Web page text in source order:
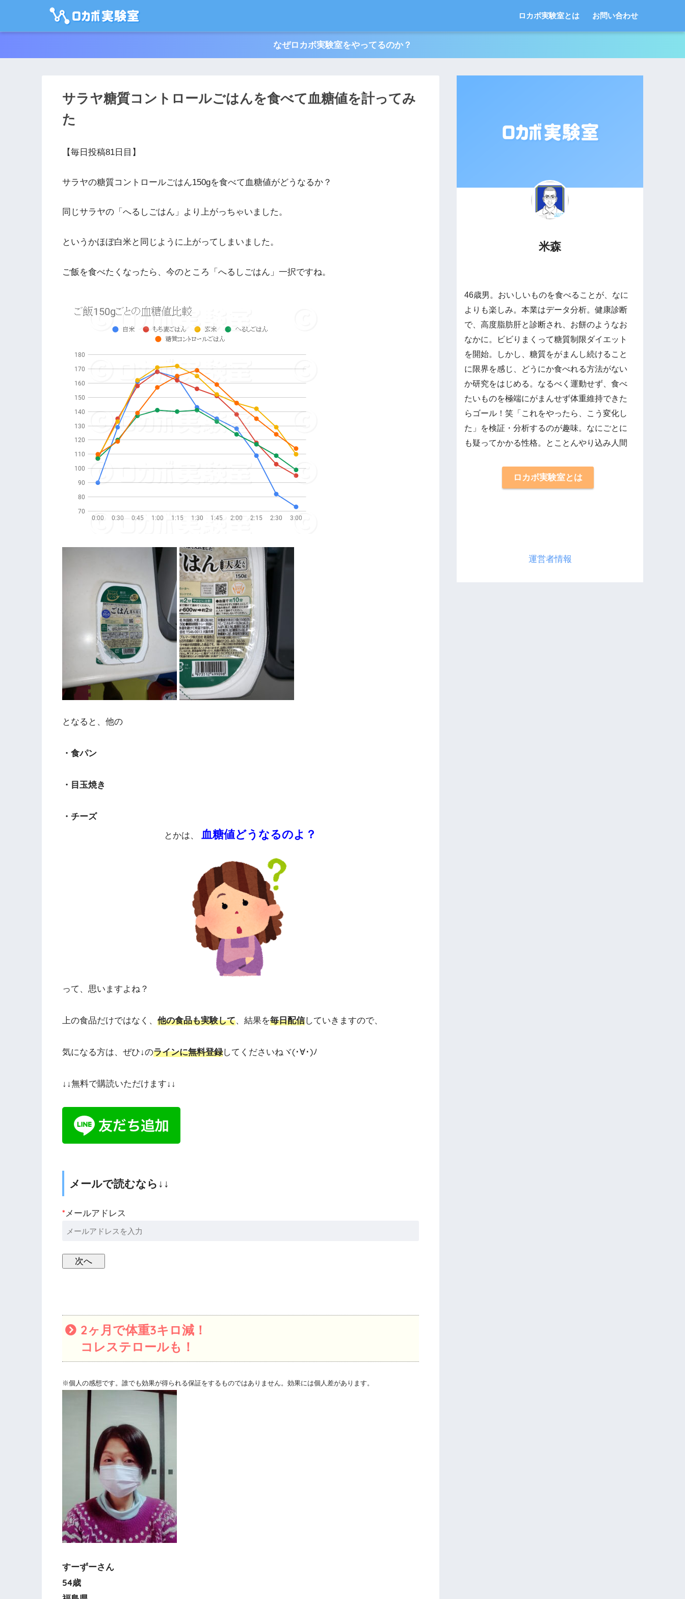
ロカボ実験室とは お問い合わせ
なぜロカボ実験室をやってるのか？
サラヤ糖質コントロールごはんを食べて血糖値を計ってみ
た
【毎日投稿81日目】
サラヤの糖質コントロールごはん150gを食べて血糖値がどうなるか？
同じサラヤの「へるしごはん」より上がっちゃいました。
というかほぼ白米と同じように上がってしまいました。
ご飯を食べたくなったら、今のところ「へるしごはん」一択ですね。
となると、他の
・食パン
・目玉焼き
・チーズ
とかは、 血糖値どうなるのよ？
って、思いますよね？
上の食品だけではなく、 他の食品も実験して、結果を毎日配信していきますので、
気になる方は、ぜひ↓のラインに無料登録してくださいねヾ(･∀･)ﾉ
↓↓無料で購読いただけます↓↓
メールで読むなら↓↓
*メールアドレス
2ヶ月で体重3キロ減！
コレステロールも！
※個人の感想です。誰でも効果が得られる保証をするものではありません。効果には個人差があります。
すーずーさん
54歳
米森
46歳男。おいしいものを食べることが、なに
よりも楽しみ。本業はデータ分析。健康診断
で、高度脂肪肝と診断され、お餅のようなお
なかに。ビビりまくって糖質制限ダイエット
を開始。しかし、糖質をがまんし続けること
に限界を感じ、どうにか食べれる方法がない
か研究をはじめる。なるべく運動せず、食べ
たいものを極端にがまんせず体重維持できた
らゴール！笑「これをやったら、こう変化し
た」を検証・分析するのが趣味。なにごとに
も疑ってかかる性格。とことんやり込み人間
ロカボ実験室とは
運営者情報